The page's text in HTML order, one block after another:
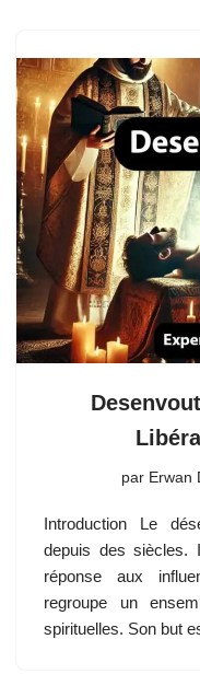
par Erwan
Introduction Le
depuis des siècles.
réponse aux
regroupe un
spirituelles. Son but